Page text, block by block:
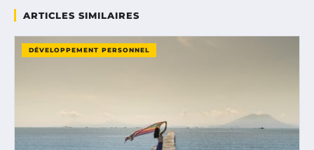
ARTICLES SIMILAIRES
DÉVELOPPEMENT PERSONNEL